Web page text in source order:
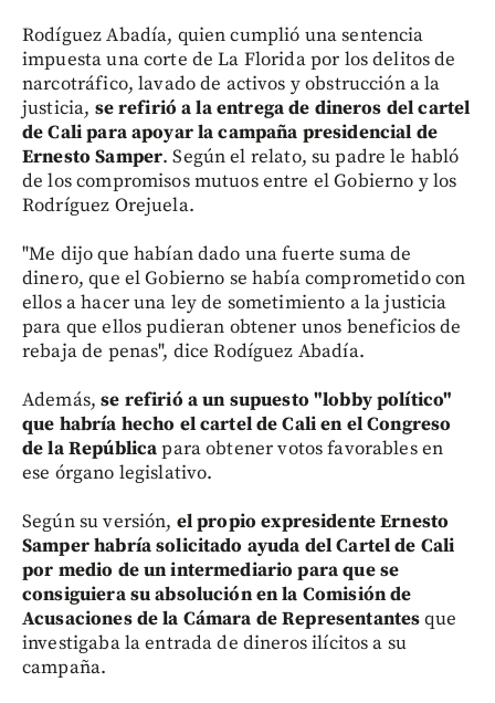
Rodíguez Abadía, quien cumplió una sentencia
impuesta una corte de La Florida por los delitos de
narcotráfico, lavado de activos y obstrucción a la
justicia, se refirió a la entrega de dineros del cartel
de Cali para apoyar la campaña presidencial de
Ernesto Samper. Según el relato, su padre le habló
de los compromisos mutuos entre el Gobierno y los
Rodríguez Orejuela.
"Me dijo que habían dado una fuerte suma de
dinero, que el Gobierno se había comprometido con
ellos a hacer una ley de sometimiento a la justicia
para que ellos pudieran obtener unos beneficios de
rebaja de penas", dice Rodíguez Abadía.
Además,se refirió a un supuesto "lobby político"
que habría hecho el cartel de Cali en el Congreso
de la Repúblicapara obtener votos favorables en
ese órgano legislativo.
Según su versión, el propio expresidente Ernesto
Samper habría solicitado ayuda del Cartel de Cali
por medio de un intermediario para que se
consiguiera su absolución en la Comisión de
Acusaciones de la Cámara de Representantesque
investigaba la entrada de dineros ilícitos a su
campaña.